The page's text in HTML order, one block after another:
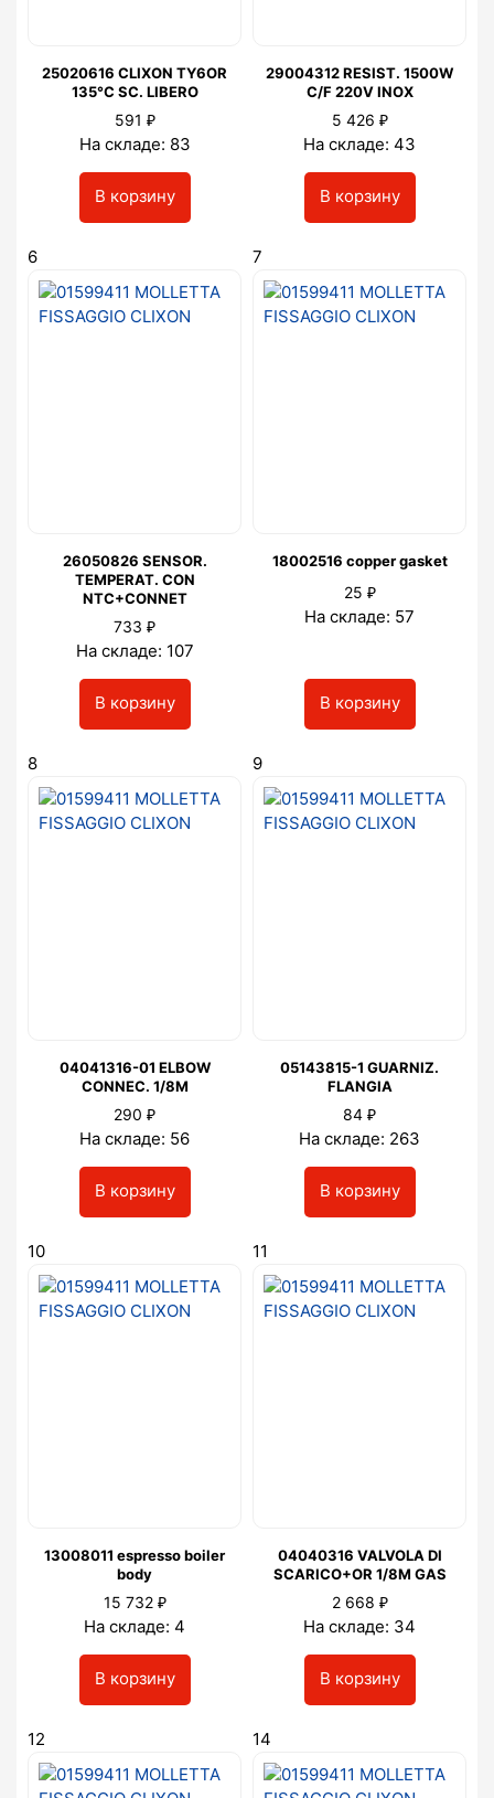
25020616 CLIXON TY6OR
135°C SC. LIBERO
591 ₽
На складе: 83
В корзину
29004312 RESIST. 1500W
C/F 220V INOX
5 426 ₽
На складе: 43
В корзину
6
26050826 SENSOR.
TEMPERAT. CON
NTC+CONNET
733 ₽
На складе: 107
В корзину
7
18002516 copper gasket
25 ₽
На складе: 57
В корзину
8
04041316-01 ELBOW
CONNEC. 1/8M
290 ₽
На складе: 56
В корзину
9
05143815-1 GUARNIZ.
FLANGIA
84 ₽
На складе: 263
В корзину
10
13008011 espresso boiler
body
15 732 ₽
На складе: 4
В корзину
11
04040316 VALVOLA DI
SCARICO+OR 1/8M GAS
2 668 ₽
На складе: 34
В корзину
12 14